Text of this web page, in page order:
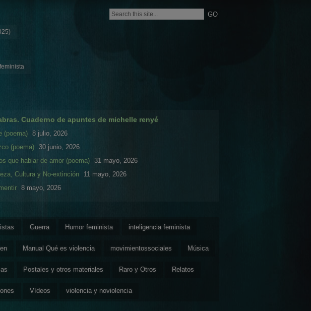
Cuaderno de apuntes de michelle renyé
(poema) 8 julio, 2026
(poema)
30 junio, 2026
que hablar de amor (poema) 31 mayo, 2026
Cultura y No-extinción
11 mayo, 2026
8 mayo, 2026
Guerra Humor feminista inteligencia feminista
Manual Qué es violencia movimientossociales Música
Postales y otros materiales Raro y Otros Relatos
Vídeos violencia y noviolencia